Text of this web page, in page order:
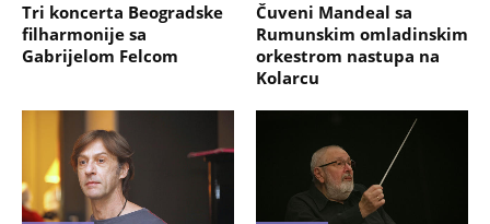
Tri koncerta Beogradske
filharmonije sa
Gabrijelom Felcom
Čuveni Mandeal sa
Rumunskim omladinskim
orkestrom nastupa na
Kolarcu